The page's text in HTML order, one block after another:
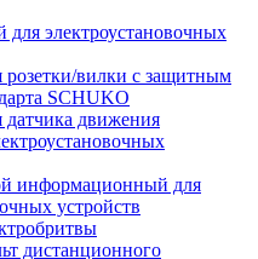
для электроустановочных
розетки/вилки с защитным
SCHUKO
датчика движения
информационный для
устройств
дистанционного